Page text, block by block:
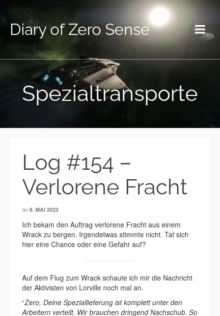
Diary of Zero Sense
Spezialtransporte
Log #154 –
Verlorene Fracht
on 8. MAI 2022
Ich bekam den Auftrag verlorene Fracht aus einem
Wrack zu bergen. Irgendetwas stimmte nicht. Tat sich
hier eine Chance oder eine Gefahr auf?
Auf dem Flug zum Wrack schaute ich mir die Nachricht
der Aktivisten von Lorville noch mal an.
“Zero, Deine Speziallieferung ist komplett unter den
Arbeitern verteilt. Wir brauchen dringend Nachschub. So